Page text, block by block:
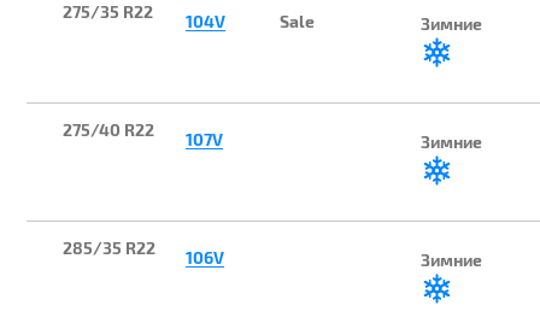
275/35 R22 104V Sale Зимние
275/40 R22 107V Зимние
285/35 R22 106V Зимние